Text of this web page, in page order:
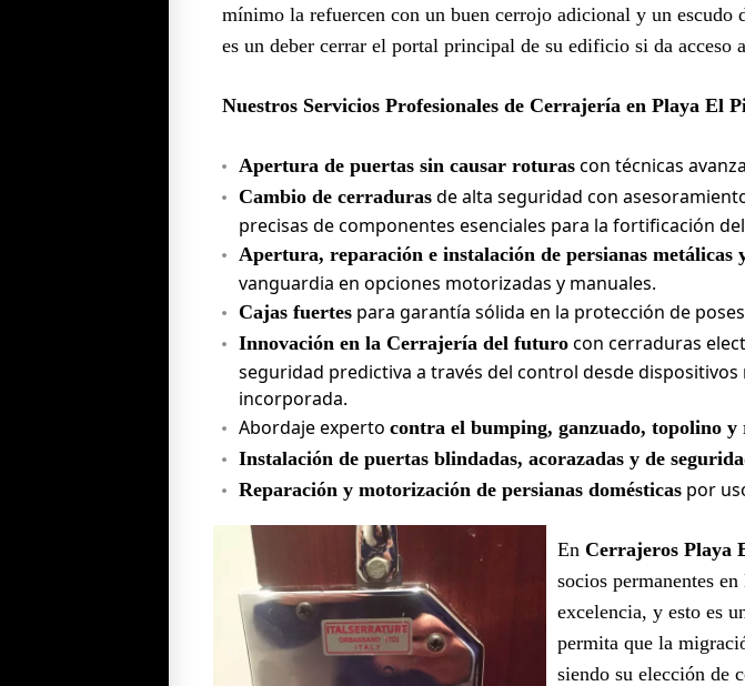
mínimo la refuercen con un buen cerrojo adicional y un
es un deber cerrar el portal principal de su edificio si da acceso
Nuestros Servicios Profesionales de Cerrajería en Playa El
Apertura de puertas sin causar roturas con técnicas
Cambio de cerraduras de alta seguridad con
precisas de componentes esenciales para la fortificación
Apertura, reparación e instalación de persianas metálicas
vanguardia en opciones motorizadas y manuales.
Cajas fuertes para garantía sólida en la protección de
Innovación en la Cerrajería del futuro con cerraduras
seguridad predictiva a través del control desde
incorporada.
Abordaje experto contra el bumping, ganzuado, topolino y
Instalación de puertas blindadas, acorazadas y de
Reparación y motorización de persianas domésticas por
En Cerrajeros Playa
socios permanentes
excelencia, y esto es
permita que la
siendo su elección de